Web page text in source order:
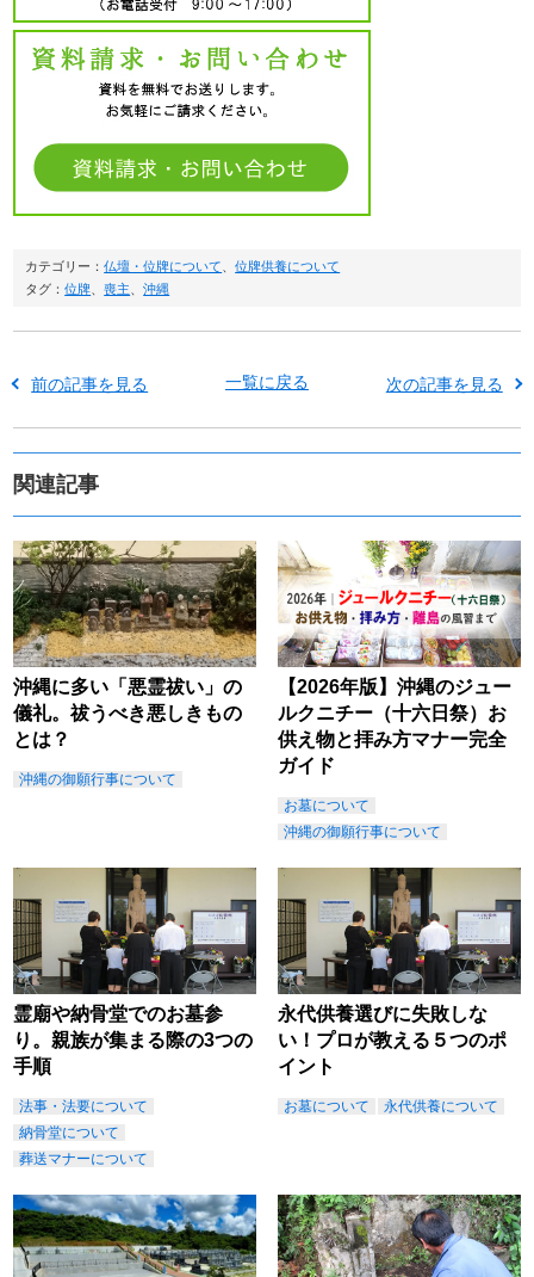
カテゴリー：仏壇・位牌について 、位牌供養について
タグ：位牌 、喪主 、沖縄
前の記事を見る 一覧に戻る 次の記事を見る
関連記事
沖縄に多い「悪霊祓い」の
儀礼。祓うべき悪しきもの
とは？
沖縄の御願行事について
【2026年版】沖縄のジュー
ルクニチー（十六日祭）お
供え物と拝み方マナー完全
ガイド
お墓について
沖縄の御願行事について
霊廟や納骨堂でのお墓参
り。親族が集まる際の3つの
手順
法事・法要について
納骨堂について
葬送マナーについて
永代供養選びに失敗しな
い！プロが教える５つのポ
イント
お墓について 永代供養について